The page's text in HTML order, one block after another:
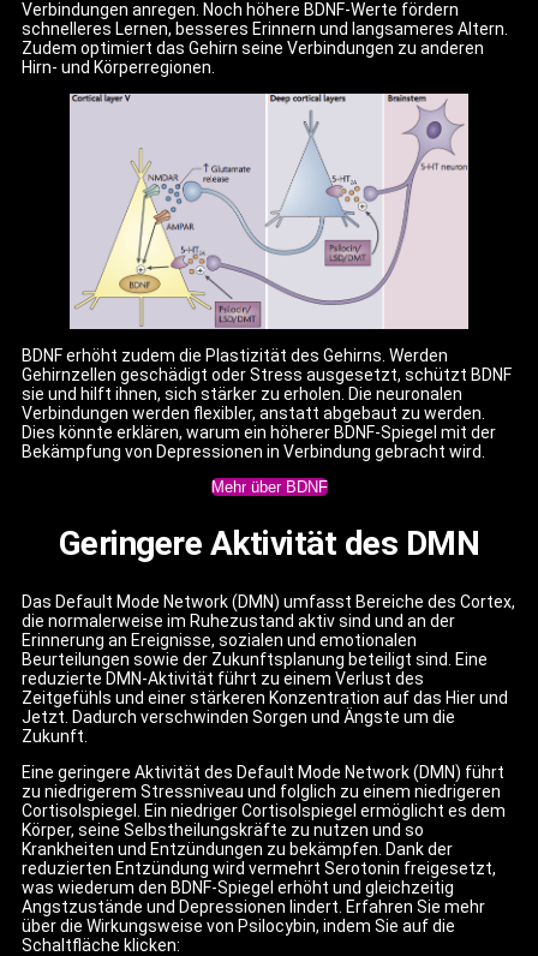
Verbindungen anregen. Noch höhere BDNF-Werte fördern
schnelleres Lernen, besseres Erinnern und langsameres Altern.
Zudem optimiert das Gehirn seine Verbindungen zu anderen
Hirn- und Körperregionen.
BDNF erhöht zudem die Plastizität des Gehirns. Werden
Gehirnzellen geschädigt oder Stress ausgesetzt, schützt BDNF
sie und hilft ihnen, sich stärker zu erholen. Die neuronalen
Verbindungen werden flexibler, anstatt abgebaut zu werden.
Dies könnte erklären, warum ein höherer BDNF-Spiegel mit der
Bekämpfung von Depressionen in Verbindung gebracht wird.
Mehr über BDNF
Geringere Aktivität des DMN
Das Default Mode Network (DMN) umfasst Bereiche des Cortex,
die normalerweise im Ruhezustand aktiv sind und an der
Erinnerung an Ereignisse, sozialen und emotionalen
Beurteilungen sowie der Zukunftsplanung beteiligt sind. Eine
reduzierte DMN-Aktivität führt zu einem Verlust des
Zeitgefühls und einer stärkeren Konzentration auf das Hier und
Jetzt. Dadurch verschwinden Sorgen und Ängste um die
Zukunft.
Eine geringere Aktivität des Default Mode Network (DMN) führt
zu niedrigerem Stressniveau und folglich zu einem niedrigeren
Cortisolspiegel. Ein niedriger Cortisolspiegel ermöglicht es dem
Körper, seine Selbstheilungskräfte zu nutzen und so
Krankheiten und Entzündungen zu bekämpfen. Dank der
reduzierten Entzündung wird vermehrt Serotonin freigesetzt,
was wiederum den BDNF-Spiegel erhöht und gleichzeitig
Angstzustände und Depressionen lindert. Erfahren Sie mehr
über die Wirkungsweise von Psilocybin, indem Sie auf die
Schaltfläche klicken: